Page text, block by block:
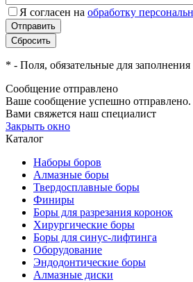
Я согласен на обработку
* - Поля, обязательные для заполнения
Сообщение отправлено
Ваше сообщение успешно
Вами свяжется наш специалист
Закрыть окно
Каталог
Наборы боров
Алмазные боры
Твердосплавные боры
Финиры
Боры для разрезания коронок
Хирургические боры
Боры для синус-лифтинга
Оборудование
Эндодонтические боры
Алмазные диски